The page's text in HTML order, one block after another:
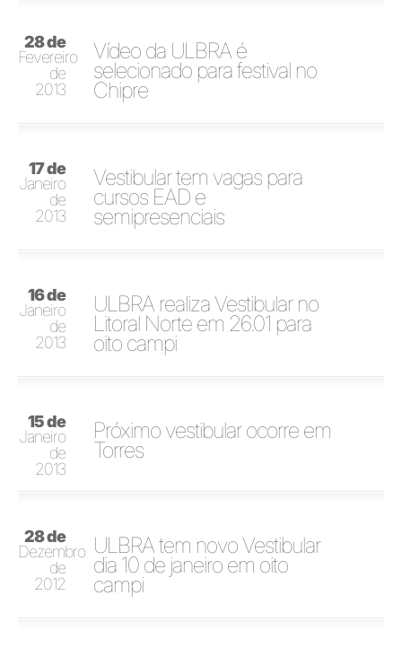
28 de
Fevereiro
de
2013
Vídeo da ULBRA é
selecionado para festival no
Chipre
17 de
Janeiro
de
2013
Vestibular tem vagas para
cursos EAD e
semipresenciais
16 de
Janeiro
de
2013
ULBRA realiza Vestibular no
Litoral Norte em 26.01 para
oito campi
15 de
Janeiro
de
2013
Próximo vestibular ocorre em
Torres
28 de
Dezembro
de
2012
ULBRA tem novo Vestibular
dia 10 de janeiro em oito
campi